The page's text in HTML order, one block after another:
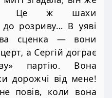
Це ж шахи
до розриву… В уяві
сценка — вони
а Сергій дограє
партію. Вона
дорожчі від мене!
повів, коли вона